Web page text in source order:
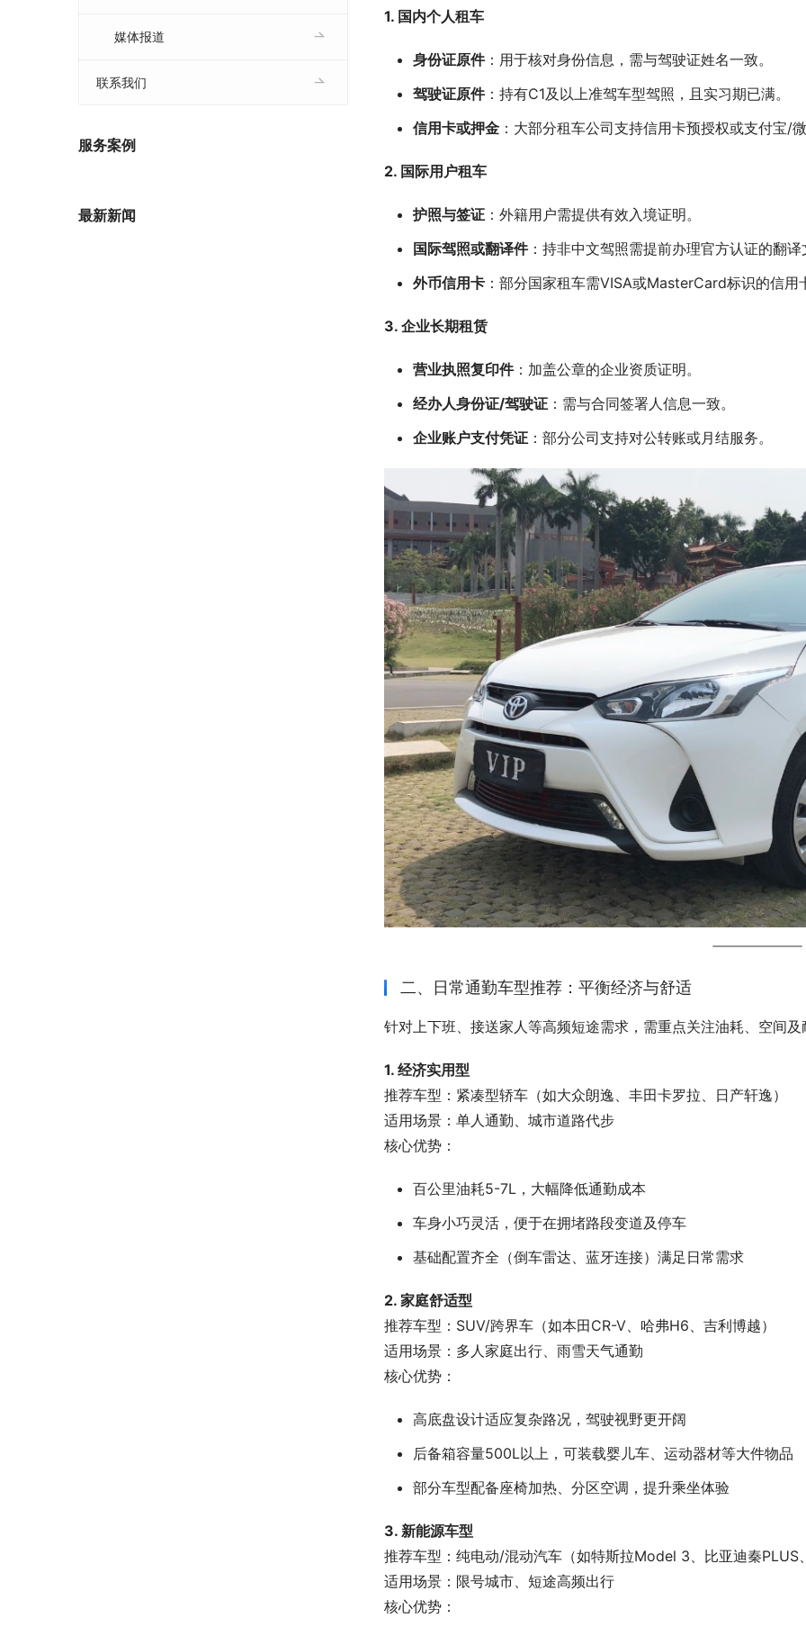
1. 国内个人租车
身份证原件：用于核对身份信息，需与驾驶证姓名一致。
驾驶证原件：持有C1及以上准驾车型驾照，且实习期已满。
信用卡或押金 ：大部分租车公司支持信用卡预授权或支付宝
2. 国际用户租车
护照与签证 ：外籍用户需提供有效入境证明。
国际驾照或翻译件：持非中文驾照需提前办理官方认证的翻
外币信用卡 ：部分国家租车需VISA或MasterCard标识的信用
3. 企业长期租赁
营业执照复印件：加盖公章的企业资质证明。
经办人身份证/驾驶证 ：需与合同签署人信息一致。
企业账户支付凭证 ：部分公司支持对公转账或月结服务。
二、日常通勤车型推荐：平衡经济与舒适
针对上下班、接送家人等高频短途需求，需重点关注油耗、空间及
1. 经济实用型
推荐车型：紧凑型轿车（如大众朗逸、丰田卡罗拉、日产轩逸）
适用场景：单人通勤、城市道路代步
核心优势：
百公里油耗5-7L，大幅降低通勤成本
车身小巧灵活，便于在拥堵路段变道及停车
基础配置齐全（倒车雷达、蓝牙连接）满足日常需求
2. 家庭舒适型
推荐车型：SUV/跨界车（如本田CR-V、哈弗H6、吉利博越）
适用场景：多人家庭出行、雨雪天气通勤
核心优势：
高底盘设计适应复杂路况，驾驶视野更开阔
后备箱容量500L以上，可装载婴儿车、运动器材等大件物品
部分车型配备座椅加热、分区空调，提升乘坐体验
3. 新能源车型
推荐车型：纯电动/混动汽车（如特斯拉Model 3、比亚迪秦PLUS
适用场景：限号城市、短途高频出行
核心优势：
媒体报道
联系我们
服务案例
最新新闻